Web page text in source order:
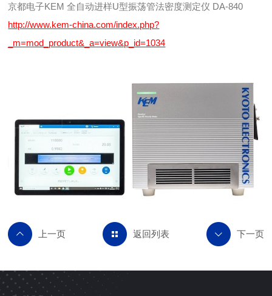
京都电子KEM 全自动进样U型振荡管法密度测定仪 DA-840
http://www.kem-china.com/index.php?
_m=mod_product&_a=view&p_id=1034
返回列表